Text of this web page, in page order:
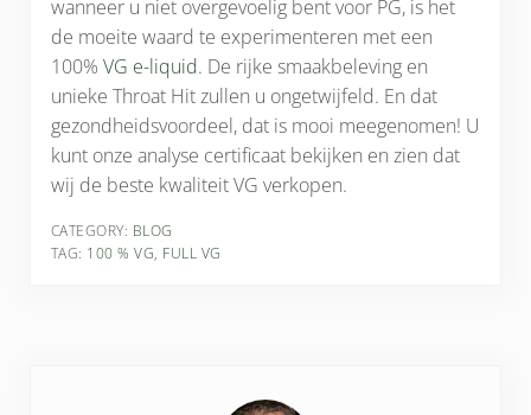
wanneer u niet overgevoelig bent voor PG, is het
de moeite waard te experimenteren met een
100% VG e-liquid. De rijke smaakbeleving en
unieke Throat Hit zullen u ongetwijfeld. En dat
gezondheidsvoordeel, dat is mooi meegenomen! U
kunt onze analyse certificaat bekijken en zien dat
wij de beste kwaliteit VG verkopen.
CATEGORY: BLOG
TAG: 100 % VG, FULL VG